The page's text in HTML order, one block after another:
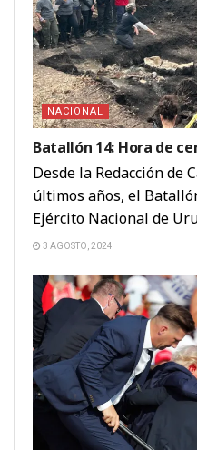
NACIONAL
Batallón 14: Hora de
Desde la Redacción de
últimos años, el
Ejército Nacional de
3 AGOSTO, 2024